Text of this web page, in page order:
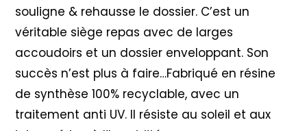
souligne & rehausse le dossier. C’est un
véritable siège repas avec de larges
accoudoirs et un dossier enveloppant. Son
succès n’est plus à faire…Fabriqué en résine
de synthèse 100% recyclable, avec un
traitement anti UV. Il résiste au soleil et aux